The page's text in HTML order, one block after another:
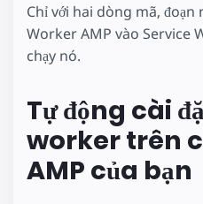
Chỉ với hai dòng mã, đoạn
Worker AMP vào Service
chạy nó.
Tự động cài
worker trên
AMP của bạn